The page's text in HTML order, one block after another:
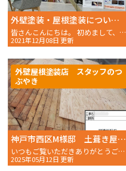
外壁塗装・屋根塗装についてのお悩みは 明石市・播磨町・稲美町の外壁塗装は「おかちゃんペイント」まで！！
皆さんこんにちは。 初めまして、スタッフMです。 外壁・
2021年12月08日 更新
神戸市西区M様邸 土葺き屋根から屋根葺き替え工事を行いルーガ鉄平に変わるまでの全貌を公開〜野地板貼り編〜
いつもご覧いただきありがとうございます。 おかちゃんペイン
2025年05月12日 更新
外壁屋根塗装店 スタッフのつ
ぶやき